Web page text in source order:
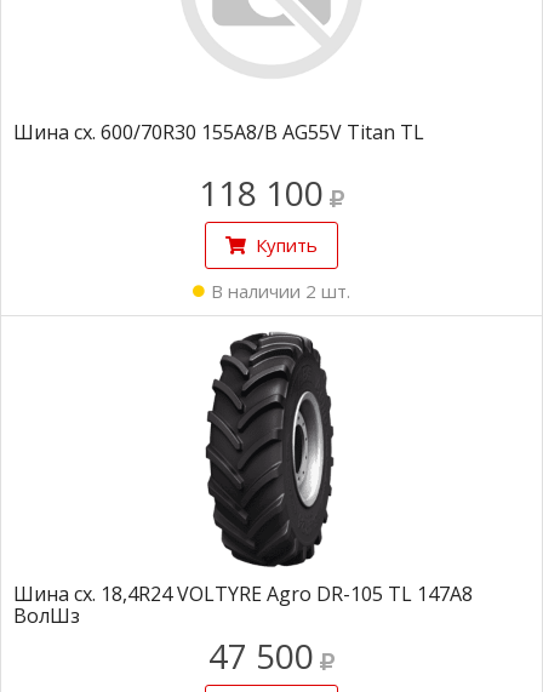
Шина сх. 600/70R30 155A8/B AG55V Titan TL
118 100
Купить
В наличии 2 шт.
Шина сх. 18,4R24 VOLTYRE Agro DR-105 TL 147А8
ВолШз
47 500